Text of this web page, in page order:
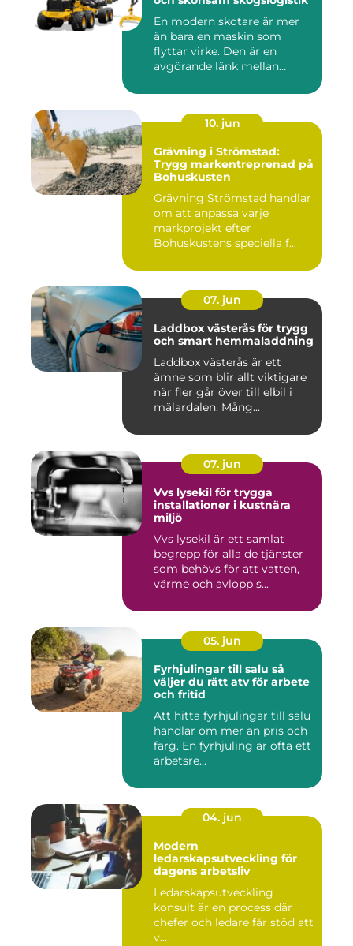
En modern skotare är mer
än bara en maskin som
flyttar virke. Den är en
avgörande länk mellan
10. jun
Grävning i Strömstad:
Trygg markentreprenad på
Bohuskusten
Grävning Strömstad handlar
om att anpassa varje
markprojekt efter
Bohuskustens speciella f...
07. jun
Laddbox västerås för trygg
och smart hemmaladdning
Laddbox västerås är ett
ämne som blir allt viktigare
när fler går över till elbil i
mälardalen. Mång...
07. jun
Vvs lysekil för trygga
installationer i kustnära
miljö
Vvs lysekil är ett samlat
begrepp för alla de tjänster
som behövs för att vatten,
värme och avlopp s...
05. jun
Fyrhjulingar till salu så
väljer du rätt atv för arbete
och fritid
Att hitta fyrhjulingar till salu
handlar om mer än pris och
färg. En fyrhjuling är ofta ett
arbetsre...
04. jun
Modern
ledarskapsutveckling för
dagens arbetsliv
Ledarskapsutveckling
konsult är en process där
chefer och ledare får stöd att
v...